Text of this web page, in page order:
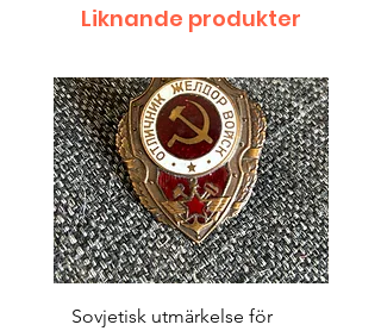
Liknande produkter
Sovjetisk utmärkelse för